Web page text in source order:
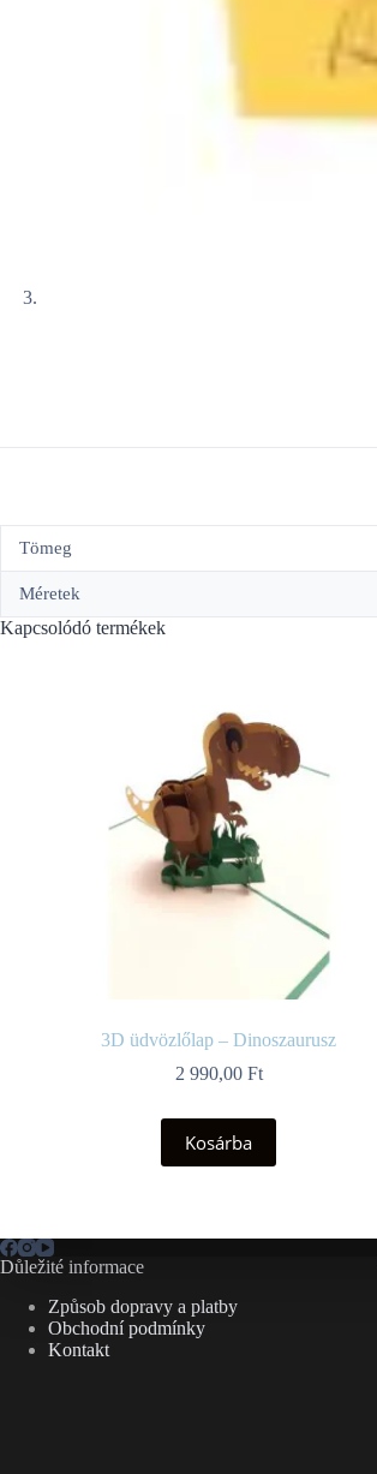
Tömeg
Méretek
Kapcsolódó termékek
3D üdvözlőlap – Dinoszaurusz
2 990,00 Ft
Kosárba
Důležité informace
Způsob dopravy a platby
Obchodní podmínky
Kontakt